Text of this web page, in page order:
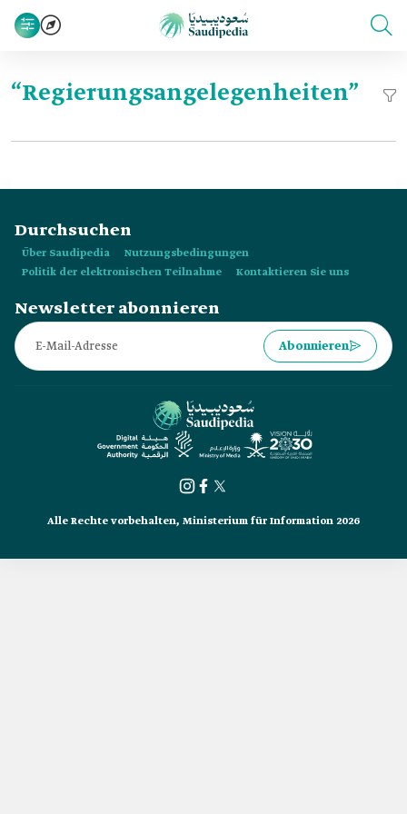
“Regierungsangelegenheiten”
Durchsuchen
Über Saudipedia
Nutzungsbedingungen
Politik der elektronischen Teilnahme
Kontaktieren Sie uns
Newsletter abonnieren
Abonnieren
Alle Rechte vorbehalten, Ministerium für Information 2026